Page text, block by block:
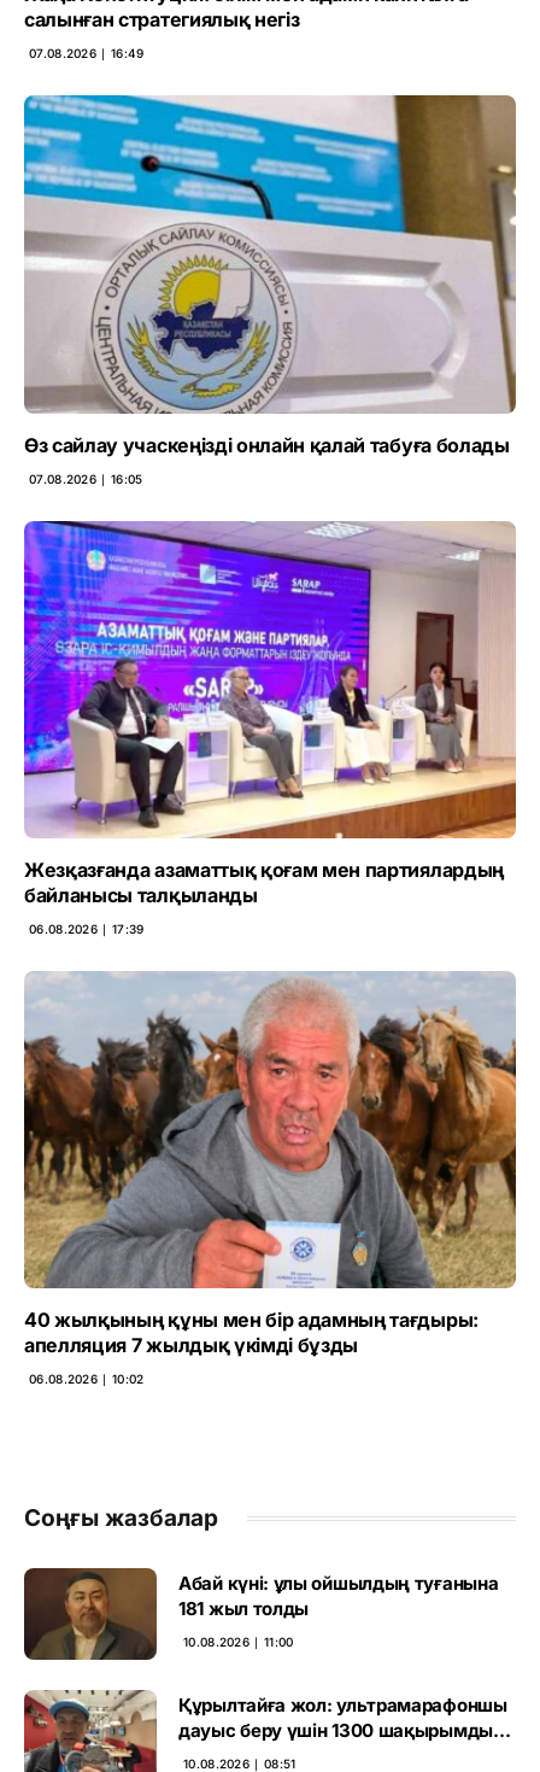
салынған стратегиялық негіз
07.08.2026 ∣ 16:49
Өз сайлау учаскеңізді онлайн қалай табуға болады
07.08.2026 ∣ 16:05
Жезқазғанда азаматтық қоғам мен партиялардың
байланысы талқыланды
06.08.2026 ∣ 17:39
40 жылқының құны мен бір адамның тағдыры:
апелляция 7 жылдық үкімді бұзды
06.08.2026 ∣ 10:02
Соңғы жазбалар
Абай күні: ұлы ойшылдың туғанына
181 жыл толды
10.08.2026 ∣ 11:00
Құрылтайға жол: ультрамарафоншы
дауыс беру үшін 1300 шақырымды
еңсермек
10.08.2026 ∣ 08:51